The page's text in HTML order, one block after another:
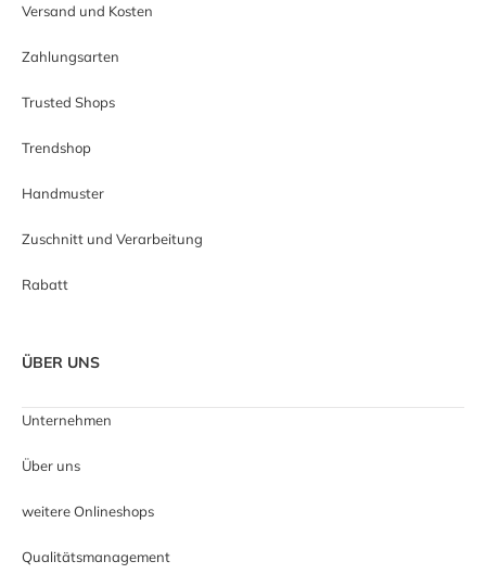
Versand und Kosten
Zahlungsarten
Trusted Shops
Trendshop
Handmuster
Zuschnitt und Verarbeitung
Rabatt
ÜBER UNS
Unternehmen
Über uns
weitere Onlineshops
Qualitätsmanagement